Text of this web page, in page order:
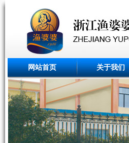
网站首页 关于我们